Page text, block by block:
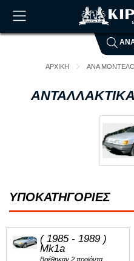
Το
ΑΡΧΙΚΗ ΑΝΑ ΜΟΝΤΕΛΟ
ΑΝΤΑΛΛΑΚΤΙΚΑ
ΥΠΟΚΑΤΗΓΟΡΙΕΣ
( 1985 - 1989 )
Mk1a
Βρέθηκαν 2 προϊόντα